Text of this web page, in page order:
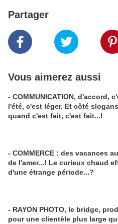
Partager
Vous aimerez aussi
- COMMUNICATION, d'accord,
l'été, c'est léger. Et côté
quand c'est fait, c'est fait...!
- COMMERCE : des vacances
de l'amer...! Le curieux chaud
d'une étrange période...?
- RAYON PHOTO, le bridge,
pour une clientèle plus large